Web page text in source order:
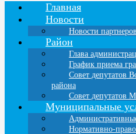
Главная
Новости
Новости партнеров
Район
Глава
График приема
Совет депутатов
района
Совет депутатов
Муниципальные
Нормативно-